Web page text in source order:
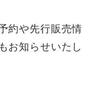
約や先行販売情
お知らせいたし